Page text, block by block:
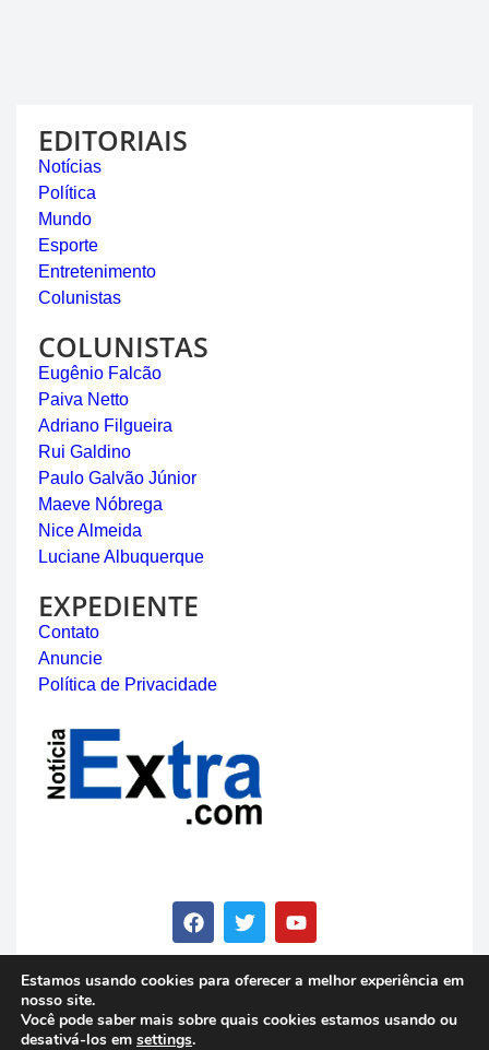
EDITORIAIS
Notícias
Política
Mundo
Esporte
Entretenimento
Colunistas
COLUNISTAS
Eugênio Falcão
Paiva Netto
Adriano Filgueira
Rui Galdino
Paulo Galvão Júnior
Maeve Nóbrega
Nice Almeida
Luciane Albuquerque
EXPEDIENTE
Contato
Anuncie
Política de Privacidade
© Copyright 2023 - Notícia Extra - Todos os direitos
reservados
Estamos usando cookies para oferecer a melhor experiência em
nosso site.
Você pode saber mais sobre quais cookies estamos usando ou
desativá-los em settings.